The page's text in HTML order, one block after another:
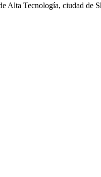
Alta Tecnología, ciudad de